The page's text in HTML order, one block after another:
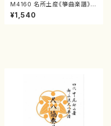
M4160 名所土産《箏曲楽譜》
（箏/宮城喜代子・宮城数江著・
宮城宗家監修/箏曲古典楽譜）
¥1,540